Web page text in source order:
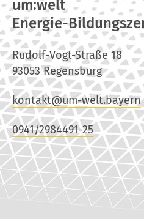
um:welt
Energie-
Rudolf-Vogt-Straße 18
93053 Regensburg
kontakt@um-welt.bayern
0941/2984491-25